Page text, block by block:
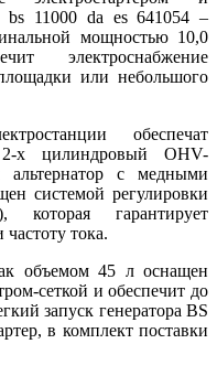
bs 11000 da es 641054 –
мощностью 10,0
электроснабжение
или небольшого
обеспечат
2-х цилиндровый OHV-
с медными
системой регулировки
которая гарантирует
тока.
объемом 45 л оснащен
сеткой и обеспечит до
запуск генератора BS
в комплект поставки